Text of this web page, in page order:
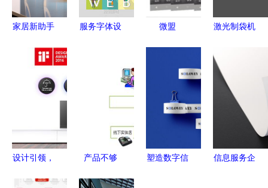
家居新助手
设计贴心服
务，让生活
更美好
服务字体设
素材下载的
完整解决方
微盟
式数字化设
计服务，驱
动汽车行业
激光制袋机
程与人性化
设计的现代
工业典范
设计引领，
产品不够
塑造数字信
信息服务企